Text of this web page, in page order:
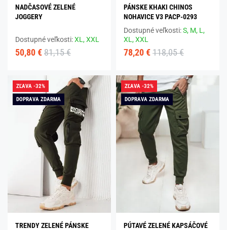
NADČASOVÉ ZELENÉ
JOGGERY
Dostupné veľkosti:XL,XXL
50,80 € 81,15 €
PÁNSKE KHAKI CHINOS
NOHAVICE V3 PACP-0293
Dostupné veľkosti:S, M, L,
XL,XXL
78,20 € 118,05 €
ZĽAVA -32%
DOPRAVA ZDARMA
TRENDY ZELENÉ PÁNSKE
ZĽAVA -32%
DOPRAVA ZDARMA
PÚTAVÉ ZELENÉ KAPSÁČOVÉ